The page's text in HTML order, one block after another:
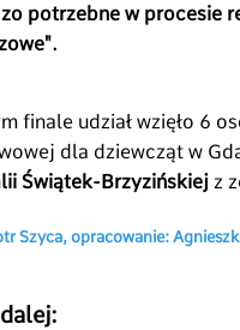
potrzebne w procesie
finale udział wzięło 6
dla dziewcząt w
Świątek-Brzyzińskiej z
Szyca, opracowanie: